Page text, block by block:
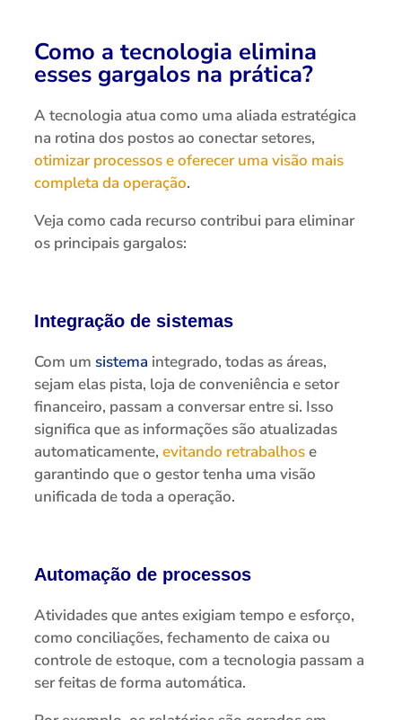
Como a tecnologia elimina
esses gargalos na prática?
A tecnologia atua como uma aliada estratégica
na rotina dos postos ao conectar setores,
otimizar processos e oferecer uma visão mais
completa da operação.
Veja como cada recurso contribui para eliminar
os principais gargalos:
Integração de sistemas
Com um sistema integrado, todas as áreas,
sejam elas pista, loja de conveniência e setor
financeiro, passam a conversar entre si. Isso
significa que as informações são atualizadas
automaticamente, evitando retrabalhose
garantindo que o gestor tenha uma visão
unificada de toda a operação.
Automação de processos
Atividades que antes exigiam tempo e esforço,
como conciliações, fechamento de caixa ou
controle de estoque, com a tecnologia passam a
ser feitas de forma automática.